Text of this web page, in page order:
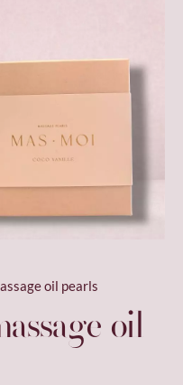
oil pearls
oil